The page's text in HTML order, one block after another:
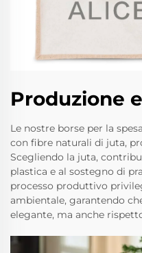
Produzione
Le nostre borse per la
con fibre naturali di juta,
Scegliendo la juta,
plastica e al sostegno di
processo produttivo
ambientale, garantendo
elegante, ma anche